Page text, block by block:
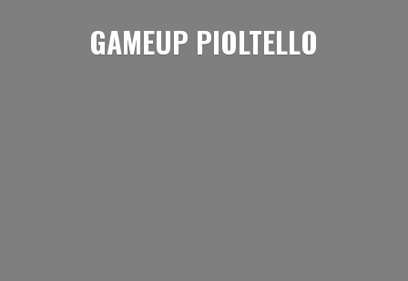
GAMEUP PIOLTELLO